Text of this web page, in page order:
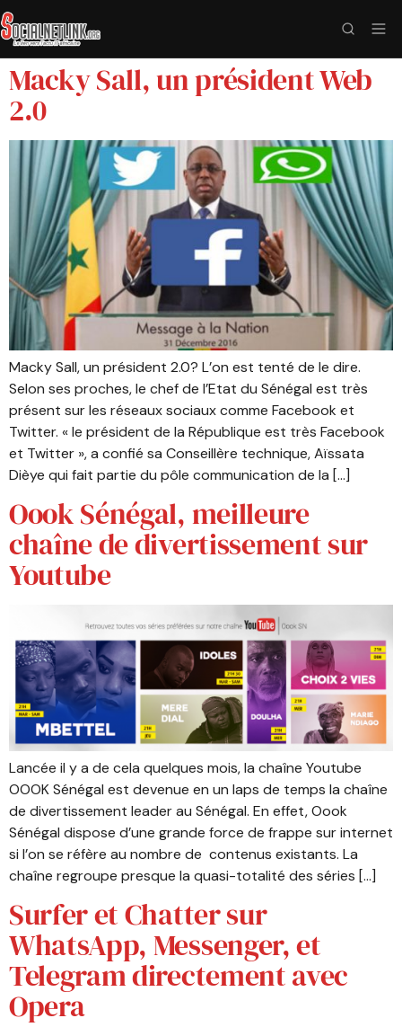
Macky Sall, un président Web
2.0
Macky Sall, un président 2.0? L’on est tenté de le dire.
Selon ses proches, le chef de l’Etat du Sénégal est très
présent sur les réseaux sociaux comme Facebook et
Twitter. « le président de la République est très Facebook
et Twitter », a confié sa Conseillère technique, Aïssata
Dièye qui fait partie du pôle communication de la […]
Oook Sénégal, meilleure
chaîne de divertissement sur
Youtube
Lancée il y a de cela quelques mois, la chaîne Youtube
OOOK Sénégal est devenue en un laps de temps la chaîne
de divertissement leader au Sénégal. En effet, Oook
Sénégal dispose d’une grande force de frappe sur internet
si l’on se réfère au nombre de contenus existants. La
chaîne regroupe presque la quasi-totalité des séries […]
Surfer et Chatter sur
WhatsApp, Messenger, et
Telegram directement avec
Opera